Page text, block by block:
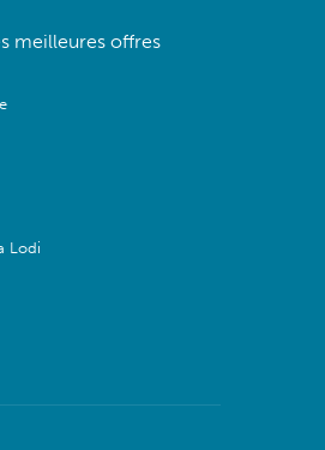
meilleures offres
Lodi